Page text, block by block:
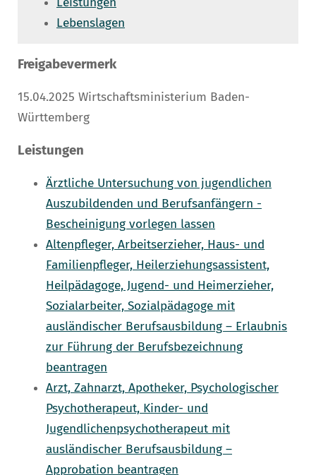
Lebenslagen
Freigabevermerk
15.04.2025 Wirtschaftsministerium Baden-
Württemberg
Leistungen
Ärztliche Untersuchung von jugendlichen
Auszubildenden und Berufsanfängern -
Bescheinigung vorlegen lassen
Altenpfleger, Arbeitserzieher, Haus- und
Familienpfleger, Heilerziehungsassistent,
Heilpädagoge, Jugend- und Heimerzieher,
Sozialarbeiter, Sozialpädagoge mit
ausländischer Berufsausbildung – Erlaubnis
zur Führung der Berufsbezeichnung
beantragen
Arzt, Zahnarzt, Apotheker, Psychologischer
Psychotherapeut, Kinder- und
Jugendlichenpsychotherapeut mit
ausländischer Berufsausbildung –
Approbation beantragen